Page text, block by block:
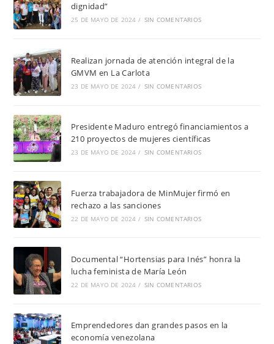
dignidad”
25 DE MAYO DE 2024 / SIN COMENTARIOS
Realizan jornada de atención integral de la
GMVM en La Carlota
23 DE MAYO DE 2024 / SIN COMENTARIOS
Presidente Maduro entregó financiamientos a
210 proyectos de mujeres científicas
23 DE MAYO DE 2024 / SIN COMENTARIOS
Fuerza trabajadora de MinMujer firmó en
rechazo a las sanciones
22 DE MAYO DE 2024 / SIN COMENTARIOS
Documental “Hortensias para Inés” honra la
lucha feminista de María León
22 DE MAYO DE 2024 / SIN COMENTARIOS
Emprendedores dan grandes pasos en la
economía venezolana